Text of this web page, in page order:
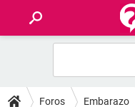
FOROS
Foros Embarazo